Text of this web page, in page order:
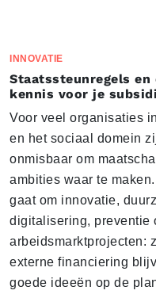
INNOVATIE
Staatssteunregels
kennis voor je
Voor veel organisaties
en het sociaal domein
onmisbaar om
ambities waar te
gaat om innovatie,
digitalisering, preventie
arbeidsmarktprojecten:
externe financiering
goede ideeën op de